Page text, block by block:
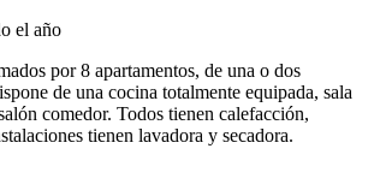
el año
por 8 apartamentos, de una o dos
de una cocina totalmente equipada, sala
comedor. Todos tienen calefacción,
tienen lavadora y secadora.